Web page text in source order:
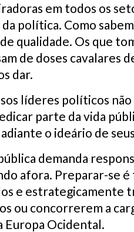
em todos os
política. Como
qualidade. Os que
de doses cavalares
dar.
líderes políticos
parte da vida
o ideário de
demanda
afora. Preparar-se
e estrategicamente
ou concorrerem a
Europa Ocidental.